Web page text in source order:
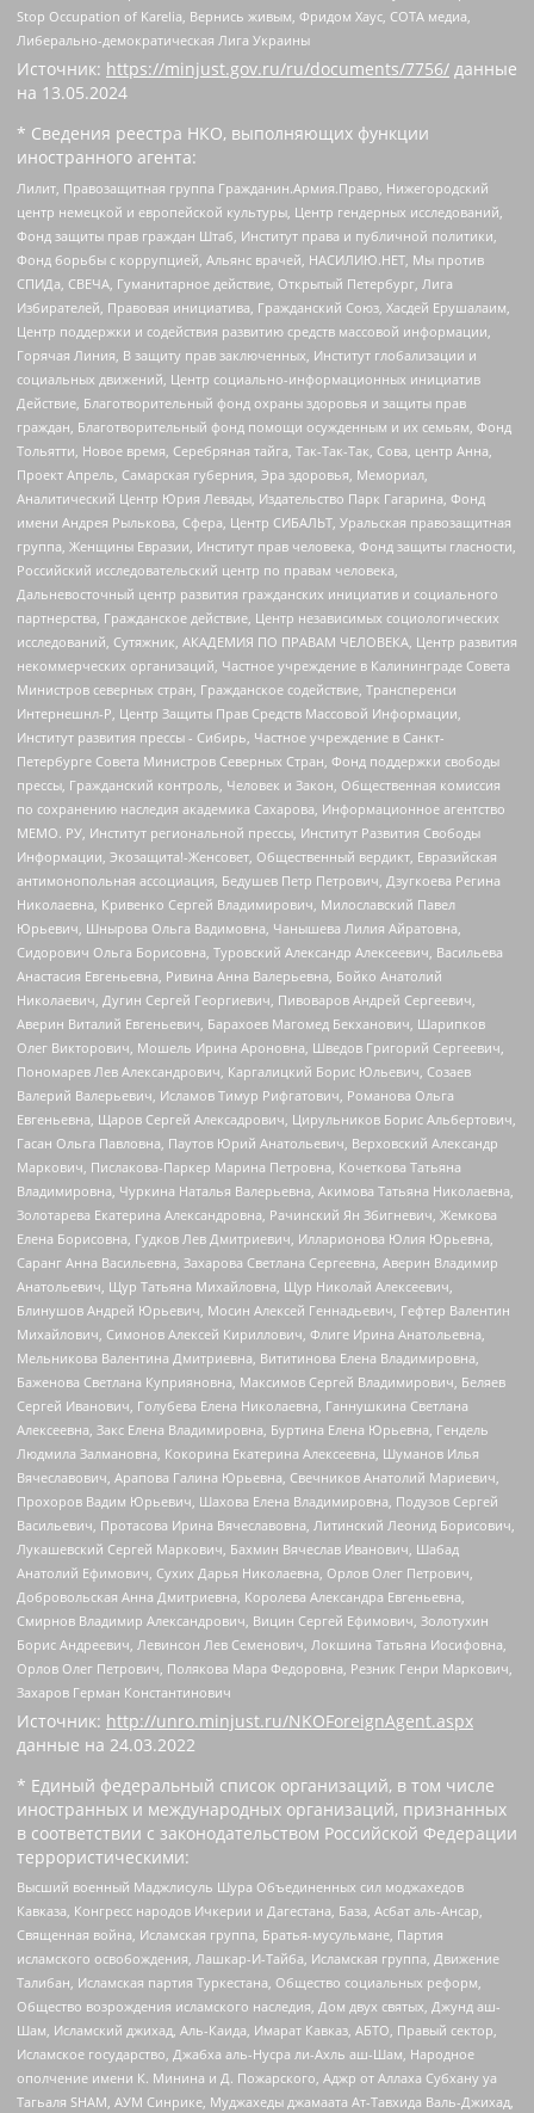
Stop Occupation of Karelia, Вернись живым, Фридом Хаус, СОТА медиа,
Либерально-демократическая Лига Украины
Источник: https://minjust.gov.ru/ru/documents/7756/ данные
на 13.05.2024
* Сведения реестра НКО, выполняющих функции
иностранного агента:
Лилит, Правозащитная группа Гражданин.Армия.Право, Нижегородский
центр немецкой и европейской культуры, Центр гендерных исследований,
Фонд защиты прав граждан Штаб, Институт права и публичной политики,
Фонд борьбы с коррупцией, Альянс врачей, НАСИЛИЮ.НЕТ, Мы против
СПИДа, СВЕЧА, Гуманитарное действие, Открытый Петербург, Лига
Избирателей, Правовая инициатива, Гражданский Союз, Хасдей Ерушалаим,
Центр поддержки и содействия развитию средств массовой информации,
Горячая Линия, В защиту прав заключенных, Институт глобализации и
социальных движений, Центр социально-информационных инициатив
Действие, Благотворительный фонд охраны здоровья и защиты прав
граждан, Благотворительный фонд помощи осужденным и их семьям, Фонд
Тольятти, Новое время, Серебряная тайга, Так-Так-Так, Сова, центр Анна,
Проект Апрель, Самарская губерния, Эра здоровья, Мемориал,
Аналитический Центр Юрия Левады, Издательство Парк Гагарина, Фонд
имени Андрея Рылькова, Сфера, Центр СИБАЛЬТ, Уральская правозащитная
группа, Женщины Евразии, Институт прав человека, Фонд защиты гласности,
Российский исследовательский центр по правам человека,
Дальневосточный центр развития гражданских инициатив и социального
партнерства, Гражданское действие, Центр независимых социологических
исследований, Сутяжник, АКАДЕМИЯ ПО ПРАВАМ ЧЕЛОВЕКА, Центр развития
некоммерческих организаций, Частное учреждение в Калининграде Совета
Министров северных стран, Гражданское содействие, Трансперенси
Интернешнл-Р, Центр Защиты Прав Средств Массовой Информации,
Институт развития прессы - Сибирь, Частное учреждение в Санкт-
Петербурге Совета Министров Северных Стран, Фонд поддержки свободы
прессы, Гражданский контроль, Человек и Закон, Общественная комиссия
по сохранению наследия академика Сахарова, Информационное агентство
МЕМО. РУ, Институт региональной прессы, Институт Развития Свободы
Информации, Экозащита!-Женсовет, Общественный вердикт, Евразийская
антимонопольная ассоциация, Бедушев Петр Петрович, Дзугкоева Регина
Николаевна, Кривенко Сергей Владимирович, Милославский Павел
Юрьевич, Шнырова Ольга Вадимовна, Чанышева Лилия Айратовна,
Сидорович Ольга Борисовна, Туровский Александр Алексеевич, Васильева
Анастасия Евгеньевна, Ривина Анна Валерьевна, Бойко Анатолий
Николаевич, Дугин Сергей Георгиевич, Пивоваров Андрей Сергеевич,
Аверин Виталий Евгеньевич, Барахоев Магомед Бекханович, Шарипков
Олег Викторович, Мошель Ирина Ароновна, Шведов Григорий Сергеевич,
Пономарев Лев Александрович, Каргалицкий Борис Юльевич, Созаев
Валерий Валерьевич, Исламов Тимур Рифгатович, Романова Ольга
Евгеньевна, Щаров Сергей Алексадрович, Цирульников Борис Альбертович,
Гасан Ольга Павловна, Паутов Юрий Анатольевич, Верховский Александр
Маркович, Пислакова-Паркер Марина Петровна, Кочеткова Татьяна
Владимировна, Чуркина Наталья Валерьевна, Акимова Татьяна Николаевна,
Золотарева Екатерина Александровна, Рачинский Ян Збигневич, Жемкова
Елена Борисовна, Гудков Лев Дмитриевич, Илларионова Юлия Юрьевна,
Саранг Анна Васильевна, Захарова Светлана Сергеевна, Аверин Владимир
Анатольевич, Щур Татьяна Михайловна, Щур Николай Алексеевич,
Блинушов Андрей Юрьевич, Мосин Алексей Геннадьевич, Гефтер Валентин
Михайлович, Симонов Алексей Кириллович, Флиге Ирина Анатольевна,
Мельникова Валентина Дмитриевна, Вититинова Елена Владимировна,
Баженова Светлана Куприяновна, Максимов Сергей Владимирович, Беляев
Сергей Иванович, Голубева Елена Николаевна, Ганнушкина Светлана
Алексеевна, Закс Елена Владимировна, Буртина Елена Юрьевна, Гендель
Людмила Залмановна, Кокорина Екатерина Алексеевна, Шуманов Илья
Вячеславович, Арапова Галина Юрьевна, Свечников Анатолий Мариевич,
Прохоров Вадим Юрьевич, Шахова Елена Владимировна, Подузов Сергей
Васильевич, Протасова Ирина Вячеславовна, Литинский Леонид Борисович,
Лукашевский Сергей Маркович, Бахмин Вячеслав Иванович, Шабад
Анатолий Ефимович, Сухих Дарья Николаевна, Орлов Олег Петрович,
Добровольская Анна Дмитриевна, Королева Александра Евгеньевна,
Смирнов Владимир Александрович, Вицин Сергей Ефимович, Золотухин
Борис Андреевич, Левинсон Лев Семенович, Локшина Татьяна Иосифовна,
Орлов Олег Петрович, Полякова Мара Федоровна, Резник Генри Маркович,
Захаров Герман Константинович
Источник: http://unro.minjust.ru/NKOForeignAgent.aspx
данные на 24.03.2022
* Единый федеральный список организаций, в том числе
иностранных и международных организаций, признанных
в соответствии с законодательством Российской Федерации
террористическими:
Высший военный Маджлисуль Шура Объединенных сил моджахедов
Кавказа, Конгресс народов Ичкерии и Дагестана, База, Асбат аль-Ансар,
Священная война, Исламская группа, Братья-мусульмане, Партия
исламского освобождения, Лашкар-И-Тайба, Исламская группа, Движение
Талибан, Исламская партия Туркестана, Общество социальных реформ,
Общество возрождения исламского наследия, Дом двух святых, Джунд аш-
Шам, Исламский джихад, Аль-Каида, Имарат Кавказ, АБТО, Правый сектор,
Исламское государство, Джабха аль-Нусра ли-Ахль аш-Шам, Народное
ополчение имени К. Минина и Д. Пожарского, Аджр от Аллаха Субхану уа
Тагьаля SHAM, АУМ Синрике, Муджахеды джамаата Ат-Тавхида Валь-Джихад,